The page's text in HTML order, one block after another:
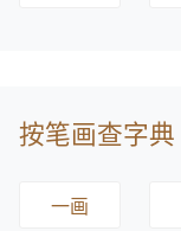
按笔画查字典
一画